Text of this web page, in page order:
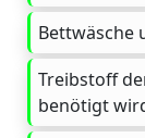
Bettwäsche
Treibstoff
benötigt